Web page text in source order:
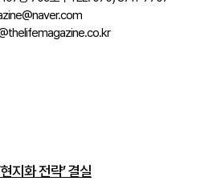
지화 전략’ 결실